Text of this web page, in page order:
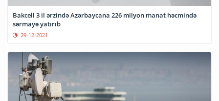
Bakcell 3 il ərzində Azərbaycana 226 milyon manat həcmində
sərmayə yatırıb
29-12-2021